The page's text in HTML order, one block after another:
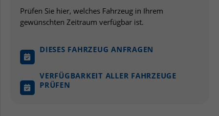
Prüfen Sie hier, welches Fahrzeug in Ihrem
gewünschten Zeitraum verfügbar ist.
DIESES FAHRZEUG ANFRAGEN
VERFÜGBARKEIT ALLER FAHRZEUGE
PRÜFEN